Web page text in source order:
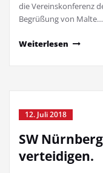
die Vereinskonferenz
Begrüßung von Malte…
Weiterlesen
12. Juli 2018
SW
verteidigen.